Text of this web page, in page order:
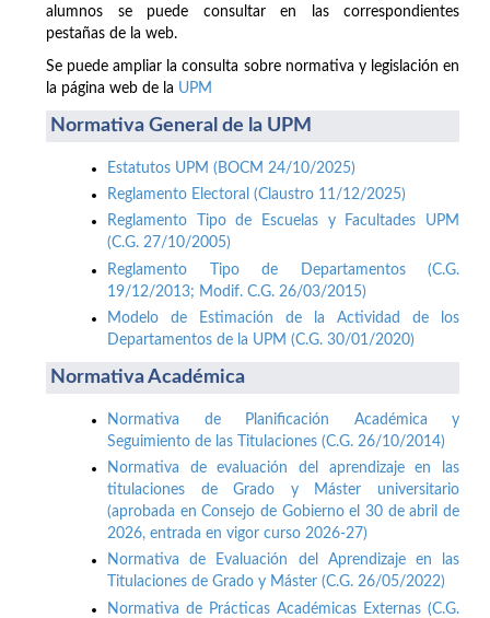
alumnos se puede consultar en las correspondientes
pestañas de la web.
Se puede ampliar la consulta sobre normativa y legislación en
la página web de la UPM
Normativa General de la UPM
Estatutos UPM (BOCM 24/10/2025)
Reglamento Electoral (Claustro 11/12/2025)
Reglamento Tipo de Escuelas y Facultades UPM
(C.G. 27/10/2005)
Reglamento Tipo de Departamentos (C.G.
19/12/2013; Modif. C.G. 26/03/2015)
Modelo de Estimación de la Actividad de los
Departamentos de la UPM (C.G. 30/01/2020)
Normativa Académica
Normativa de Planificación Académica y
Seguimiento de las Titulaciones (C.G. 26/10/2014)
Normativa de evaluación del aprendizaje en las
titulaciones de Grado y Máster universitario
(aprobada en Consejo de Gobierno el 30 de abril de
2026, entrada en vigor curso 2026-27)
Normativa de Evaluación del Aprendizaje en las
Titulaciones de Grado y Máster (C.G. 26/05/2022)
Normativa de Prácticas Académicas Externas (C.G.